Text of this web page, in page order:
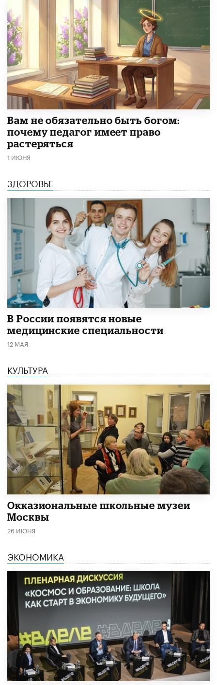
​Вам не обязательно быть богом:
почему педагог имеет право
растеряться
1 ИЮНЯ
ЗДОРОВЬЕ
В России появятся новые
медицинские специальности
12 МАЯ
КУЛЬТУРА
​Окказиональные школьные музеи
Москвы
26 ИЮНЯ
ЭКОНОМИКА